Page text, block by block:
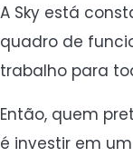
A Sky está
quadro de
trabalho para
Então, quem
é investir em